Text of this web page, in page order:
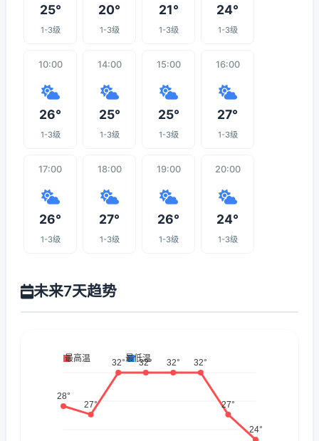
25°
1-3级
20°
1-3级
21°
1-3级
24°
1-3级
10:00
26°
1-3级
14:00
25°
1-3级
15:00
25°
1-3级
16:00
27°
1-3级
17:00
26°
1-3级
18:00
27°
1-3级
19:00
26°
1-3级
20:00
24°
1-3级
未来7天趋势